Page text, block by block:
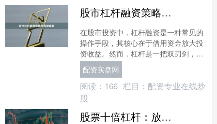
股市杠杆融资策略与风险解析
在股市投资中，杠杆融资是一种常见的
操作手段，其核心在于借用资金放大投
资收益。然而，杠杆是一把双刃剑，既
能带来超额收益，也可能导致巨大亏
损。本文将对股市杠杆融资的....
配资实盘网
阅读： 166 栏目： 配资专业在线炒
股
股票十倍杠杆：放大收益与风险的核心原理